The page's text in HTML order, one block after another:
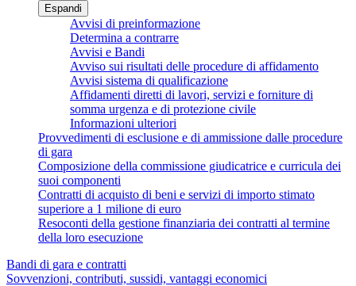
Espandi
Avvisi di preinformazione
Determina a contrarre
Avvisi e Bandi
Avviso sui risultati delle procedure di affidamento
Avvisi sistema di qualificazione
Affidamenti diretti di lavori, servizi e forniture di
somma urgenza e di protezione civile
Informazioni ulteriori
Provvedimenti di esclusione e di ammissione dalle procedure
di gara
Composizione della commissione giudicatrice e curricula dei
suoi componenti
Contratti di acquisto di beni e servizi di importo stimato
superiore a 1 milione di euro
Resoconti della gestione finanziaria dei contratti al termine
della loro esecuzione
Bandi di gara e contratti
Sovvenzioni, contributi, sussidi, vantaggi economici